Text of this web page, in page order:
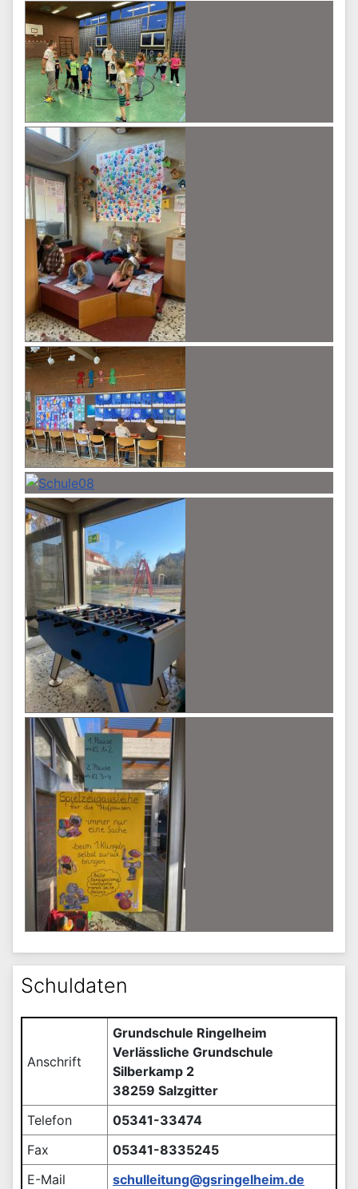
Schuldaten
Anschrift
Grundschule Ringelheim
Verlässliche Grundschule
Silberkamp 2
38259 Salzgitter
Telefon
05341-33474
Fax
05341-8335245
E-Mail
schulleitung@gsringelheim.de